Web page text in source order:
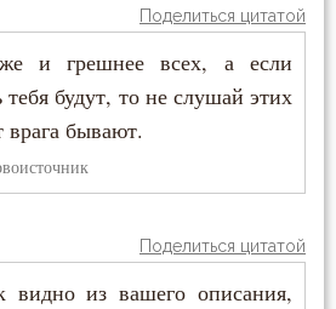
Поделиться цитатой
и грешнее всех, а если
будут, то не слушай этих
бывают.
Поделиться цитатой
из вашего описания,